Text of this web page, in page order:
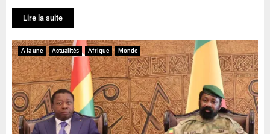
Lire la suite
A la une Actualités Afrique Monde